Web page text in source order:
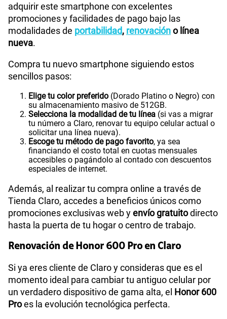
adquirir este smartphone con excelentes
promociones y facilidades de pago bajo las
modalidades de portabilidad, renovacióno línea
nueva.
Compra tu nuevo smartphone siguiendo estos
sencillos pasos:
Elige tu color preferido (Dorado Platino o Negro) con
su almacenamiento masivo de 512GB.
Selecciona la modalidad de tu línea (si vas a migrar
tu número a Claro, renovar tu equipo celular actual o
solicitar una línea nueva).
Escoge tu método de pago favorito, ya sea
financiando el costo total en cuotas mensuales
accesibles o pagándolo al contado con descuentos
especiales de internet.
Además, al realizar tu compra online a través de
Tienda Claro, accedes a beneficios únicos como
promociones exclusivas web yenvío gratuitodirecto
hasta la puerta de tu hogar o centro de trabajo.
Renovación de Honor 600 Pro en Claro
Si ya eres cliente de Claro y consideras que es el
momento ideal para cambiar tu antiguo celular por
un verdadero dispositivo de gama alta, el Honor 600
Proes la evolución tecnológica perfecta.